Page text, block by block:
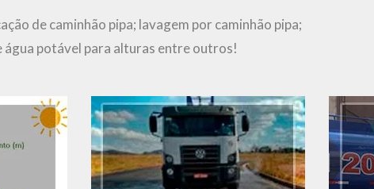
de caminhão pipa; lavagem por caminhão pipa;
água potável para alturas entre outros!